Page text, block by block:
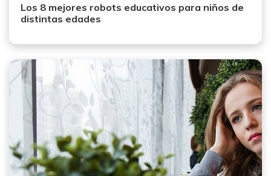
Los 8 mejores robots educativos para niños de
distintas edades